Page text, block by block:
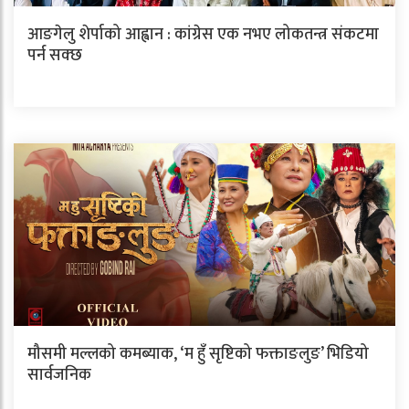
आङगेलु शेर्पाको आह्वान : कांग्रेस एक नभए लोकतन्त्र संकटमा
पर्न सक्छ
मौसमी मल्लको कमब्याक, ‘म हुँ सृष्टिको फक्ताङलुङ’ भिडियो
सार्वजनिक